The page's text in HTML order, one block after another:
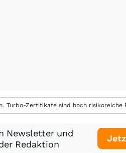
Zertifikate sind hoch
Newsletter und
Redaktion